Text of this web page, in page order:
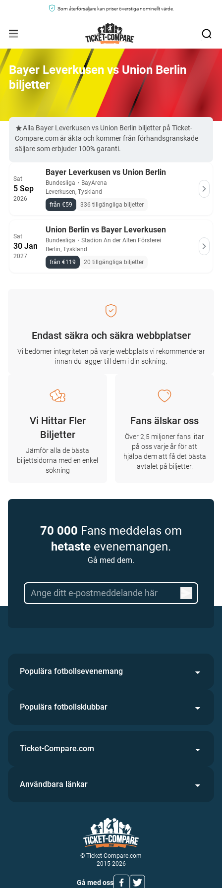
Som återförsäljare kan priser överstiga nominellt värde.
Bayer Leverkusen vs Union Berlin
biljetter
Alla Bayer Leverkusen vs Union Berlin biljetter på Ticket-
Compare.com är äkta och kommer från förhandsgranskade
säljare som erbjuder 100% garanti.
Sat
5 Sep
2026
Bayer Leverkusen vs Union Berlin
Bundesliga ・ BayArena
Leverkusen, Tyskland
från €59
336 tillgängliga biljetter
Sat
30 Jan
2027
Union Berlin vs Bayer Leverkusen
Bundesliga ・ Stadion An der Alten Försterei
Berlin, Tyskland
från €119
20 tillgängliga biljetter
Endast säkra och säkra webbplatser
Vi bedömer integriteten på varje webbplats vi rekommenderar
innan du lägger till dem i din sökning.
Vi Hittar Fler
Biljetter
Jämför alla de bästa
biljettsidorna med en enkel
sökning
Fans älskar oss
Över 2,5 miljoner fans litar
på oss varje år för att
hjälpa dem att få det bästa
avtalet på biljetter.
70 000 Fans meddelas om
hetaste evenemangen.
Gå med dem.
Populära fotbollsevenemang
Populära fotbollsklubbar
© Ticket-Compare.com
2015-2026
Gå med oss
Ticket-Compare.com
Användbara länkar